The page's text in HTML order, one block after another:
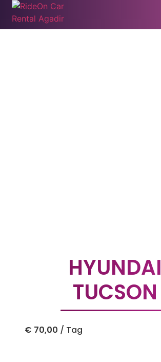
HYUNDAI
TUCSON
€ 70,00 / Tag